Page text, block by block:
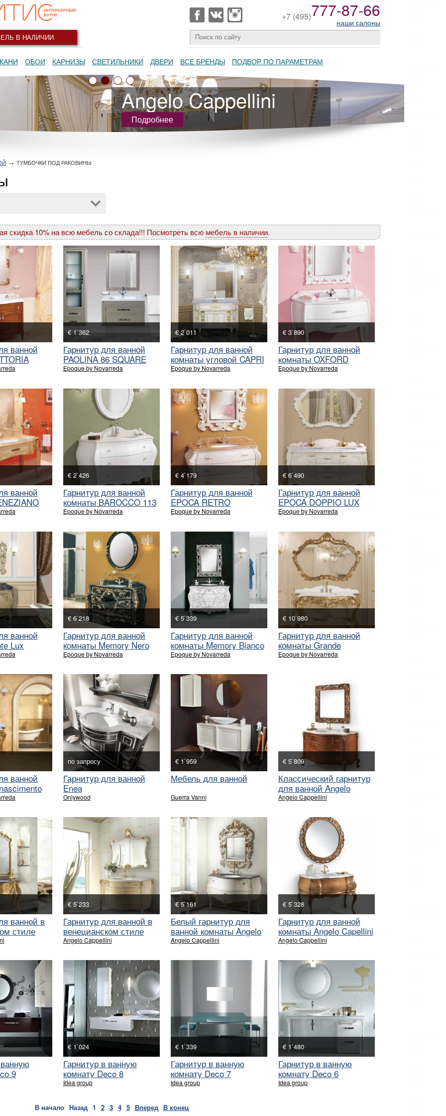
В НАЛИЧИИ
+7 (495)777-87-66
наши салоны
ОБОИ КАРНИЗЫ СВЕТИЛЬНИКИ ДВЕРИ ВСЕ БРЕНДЫ ПОДБОР ПО ПАРАМЕТРАМ
→ ТУМБОЧКИ ПОД РАКОВИНЫ
скидка 10% на всю мебель со склада!!! Посмотреть всю мебель в наличии.
ванной
€ 1`362
Гарнитур для ванной
PAOLINA 86 SQUARE
Epoque by Novarreda
€ 2`011
Гарнитур для ванной
комнаты угловой CAPRI
ANGOLARE
Epoque by Novarreda
€ 3`890
Гарнитур для ванной
комнаты OXFORD
CASSETTI
Epoque by Novarreda
ванной
€ 2`426
Гарнитур для ванной
комнаты BAROCCO 113
BIANCO
Epoque by Novarreda
€ 4`179
Гарнитур для ванной
EPOCA RETRO
Epoque by Novarreda
€ 6`490
Гарнитур для ванной
EPOCA DOPPIO LUX
Epoque by Novarreda
ванной
Lux
€ 6`218
Гарнитур для ванной
комнаты Memory Nero
Epoque by Novarreda
€ 5`339
Гарнитур для ванной
комнаты Memory Bianco
Epoque by Novarreda
€ 10`980
Гарнитур для ванной
комнаты Grande
Rinascimento
Epoque by Novarreda
ванной
по запросу
Гарнитур для ванной
Enea
Onlywood
€ 1`959
Мебель для ванной
Guerra Vanni
€ 5`809
Классический гарнитур
для ванной Angelo
Capellini
Angelo Cappellini
ванной в
стиле
€ 5`233
Гарнитур для ванной в
венецианском стиле
Angelo Cappellini
€ 5`161
Белый гарнитур для
ванной комнаты Angelo
Capellini
Angelo Cappellini
€ 5`328
Гарнитур для ванной
комнаты Angelo Capellini
Angelo Cappellini
9
€ 1`024
Гарнитур в ванную
комнату Deco 8
Idea group
€ 1`339
Гарнитур в ванную
комнату Deco 7
Idea group
€ 1`480
Гарнитур в ванную
комнату Deco 6
Idea group
В начало Назад 1 2 3 4 5 Вперед В конец
Angelo Cappellini
Подробнее